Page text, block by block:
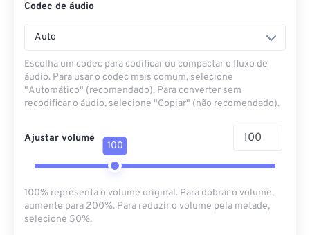
Codec de áudio
Auto
Escolha um codec para codificar ou compactar o fluxo de
áudio. Para usar o codec mais comum, selecione
"Automático" (recomendado). Para converter sem
recodificar o áudio, selecione "Copiar" (não recomendado).
Ajustar volume
100
100% representa o volume original. Para dobrar o volume,
aumente para 200%. Para reduzir o volume pela metade,
selecione 50%.